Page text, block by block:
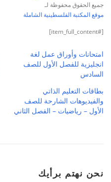
جميع الحقوق محفوظة لـ
موقع المكتبة الفلسطينية الشاملة
[#item_full_content]
امتحانات وأوراق عمل لغة
انجليزية للفصل الأول للصف
السادس
بطاقات التعليم الذاتي
والفيديوهات الشارحة للصف
الأول – رياضيات – الفصل الثاني
نحن نهتم برأيك